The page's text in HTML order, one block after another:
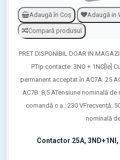
Adaugă în Coş Adaugă in
Compară produsul
Contactor 25A,
PRET DISPONIBIL DOAR IN
PTip contacte: 3NO + 1NC[Ie]
permanent acceptat în AC7A: 25
AC7B: 8,5 ATensiune nominală
comandă c.a.: 230 VFrecvență:
nominală